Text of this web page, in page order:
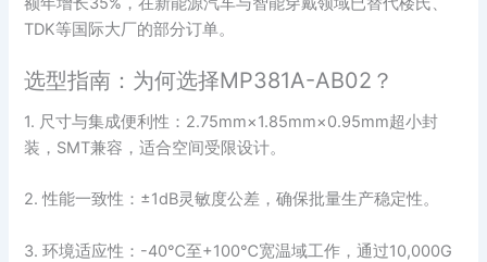
TDK等国际大厂的部分订单。
选型指南：为何选择MP381A-AB02？
1. 尺寸与集成便利性：2.75mm×1.85mm×0.95mm超小封
装，SMT兼容，适合空间受限设计。
2. 性能一致性：±1dB灵敏度公差，确保批量生产稳定性。
3. 环境适应性：-40℃至+100℃宽温域工作，通过10,000G